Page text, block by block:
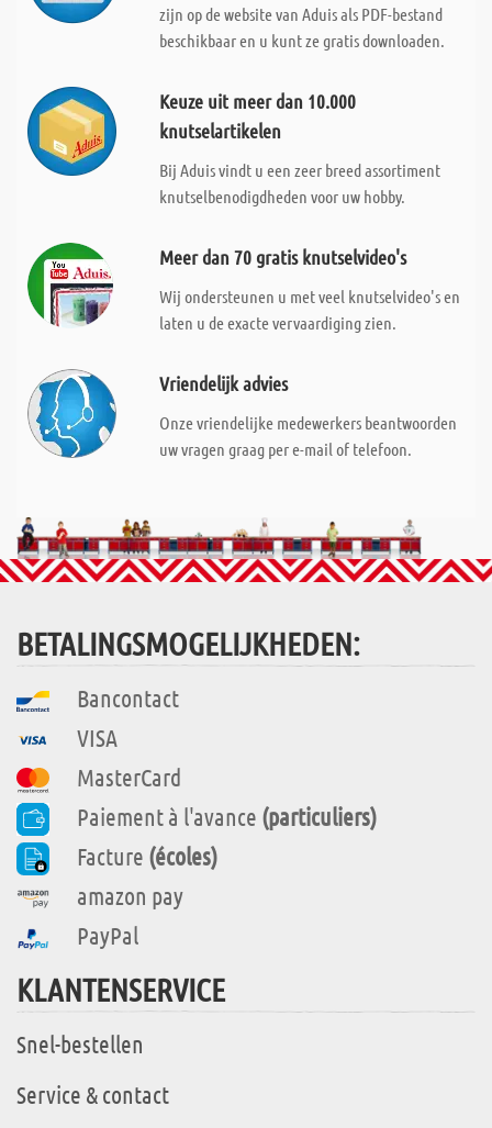
zijn op de website van Aduis als PDF-bestand
beschikbaar en u kunt ze gratis downloaden.
Keuze uit meer dan 10.000
knutselartikelen
Bij Aduis vindt u een zeer breed assortiment
knutselbenodigdheden voor uw hobby.
Meer dan 70 gratis knutselvideo's
Wij ondersteunen u met veel knutselvideo's en
laten u de exacte vervaardiging zien.
Vriendelijk advies
Onze vriendelijke medewerkers beantwoorden
uw vragen graag per e-mail of telefoon.
BETALINGSMOGELIJKHEDEN:
Bancontact
VISA
MasterCard
Paiement à l'avance (particuliers)
Facture (écoles)
amazon pay
PayPal
KLANTENSERVICE
Snel-bestellen
Service & contact